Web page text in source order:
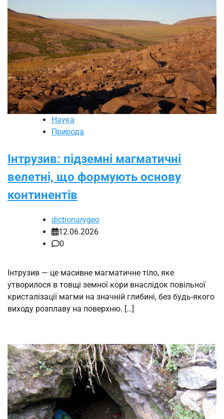
Наука
Природа
Інтрузив: підземні магматичні
велетні, що формують основу
континентів
dictionarygeo
12.06.2026
0
Інтрузив — це масивне магматичне тіло, яке
утворилося в товщі земної кори внаслідок повільної
кристалізації магми на значній глибині, без будь-якого
виходу розплаву на поверхню. […]